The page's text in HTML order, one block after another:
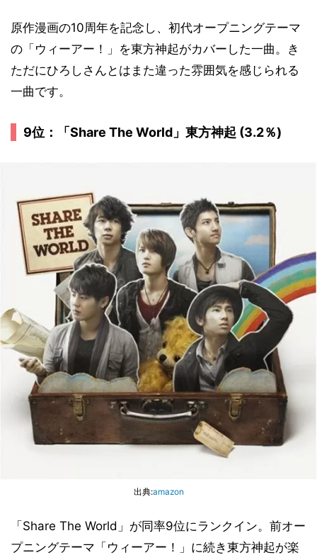
原作漫画の10周年を記念し、初代オープニングテーマ
の「ウィーアー！」を東方神起がカバーした一曲。き
ただにひろしさんとはまた違った雰囲気を感じられる
一曲です。
9位：「Share The World」東方神起 (3.2％)
出典:amazon
「Share The World」が同率9位にランクイン。前オー
プニングテーマ「ウィーアー！」に続き東方神起が楽